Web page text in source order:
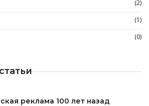
(2)
(1)
(0)
реклама 100 лет назад